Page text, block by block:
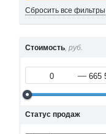
Сбросить все фильтры
Стоимость, руб.
Статус продаж